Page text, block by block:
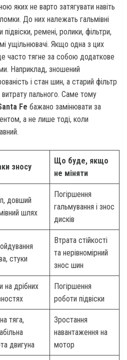
яких не варто затягувати навіть
До них належать гальмівні
ремені, ролики, фільтри,
ущільнювачі. Якщо одна з цих
часто тягне за собою додаткове
Наприклад, зношений
і стан шин, а старий фільтр
пального. Саме тому
Fe бажано замінювати за
а не лише тоді, коли
зносу
Що буде, якщо
не міняти
довший
шлях
Погіршення
гальмування і знос
дисків
стуки
Втрата стійкості
та нерівномірний
знос шин
на дрібних
Погіршення
роботи підвіски
тяга,
двигуна
Зростання
навантаження на
мотор